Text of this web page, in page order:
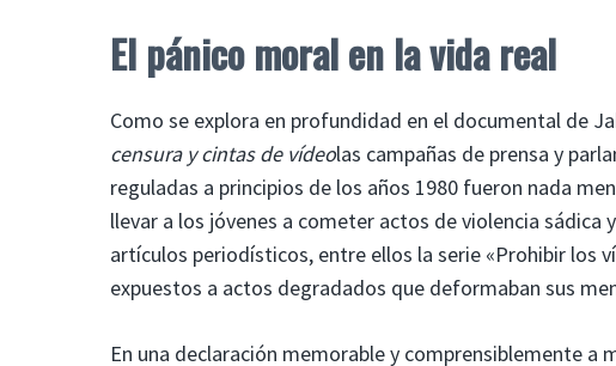
El pánico moral en la vida real
Como se explora en profundidad en el documental de
censura y cintas de vídeolas campañas de prensa y
reguladas a principios de los años 1980 fueron nada
llevar a los jóvenes a cometer actos de violencia sádica
artículos periodísticos, entre ellos la serie «Prohibir los
expuestos a actos degradados que deformaban sus
En una declaración memorable y comprensiblemente